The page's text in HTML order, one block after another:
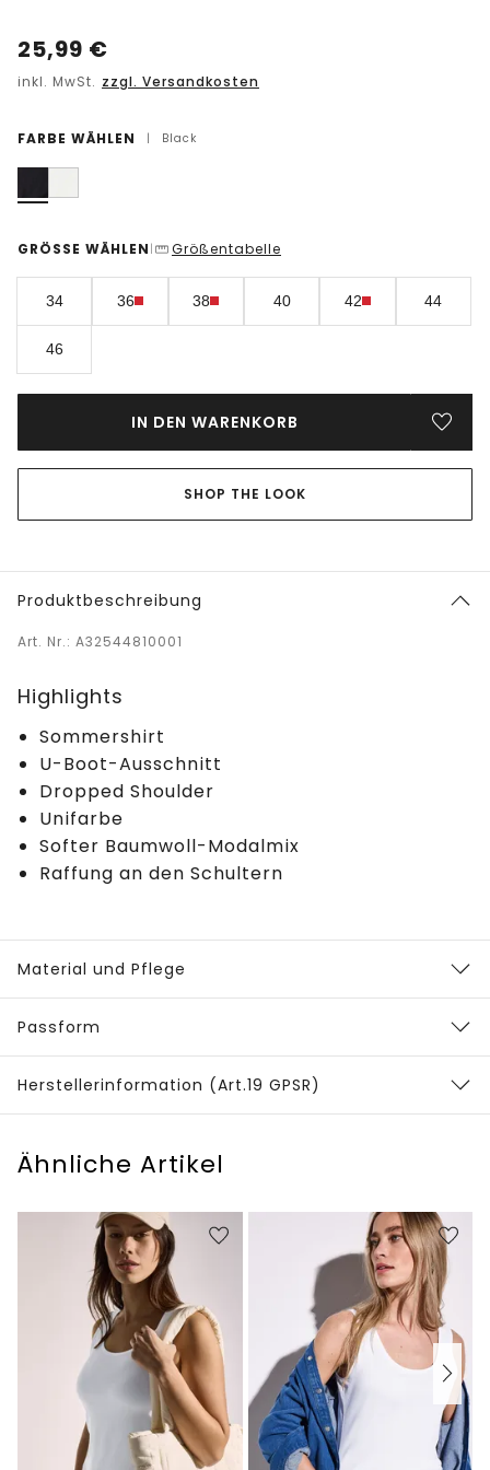
25,99 €
inkl. MwSt. zzgl. Versandkosten
FARBE WÄHLEN | Black
GRÖSSE WÄHLEN | Größentabelle
34 36 38 40 42 44
46
IN DEN WARENKORB
SHOP THE LOOK
Produktbeschreibung
Art. Nr.: A32544810001
Highlights
Sommershirt
U-Boot-Ausschnitt
Dropped Shoulder
Unifarbe
Softer Baumwoll-Modalmix
Raffung an den Schultern
Material und Pflege
Passform
Herstellerinformation (Art.19 GPSR)
Ähnliche Artikel